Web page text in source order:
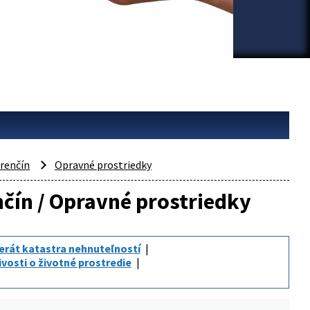
Opravné prostriedky
/ Opravné prostriedky
katastra nehnuteľností
o životné prostredie